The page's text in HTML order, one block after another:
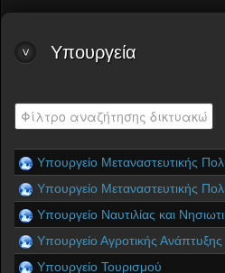
Υπουργεία
Υπουργείο Μεταναστευτικής
Υπουργείο Μεταναστευτικής
Υπουργείο Ναυτιλίας και
Υπουργείο Αγροτικής
Υπουργείο Τουρισμού